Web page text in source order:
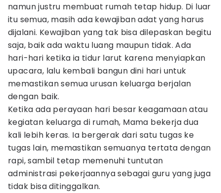
namun justru membuat rumah tetap hidup. Di luar
itu semua, masih ada kewajiban adat yang harus
dijalani. Kewajiban yang tak bisa dilepaskan begitu
saja, baik ada waktu luang maupun tidak. Ada
hari-hari ketika ia tidur larut karena menyiapkan
upacara, lalu kembali bangun dini hari untuk
memastikan semua urusan keluarga berjalan
dengan baik.
Ketika ada perayaan hari besar keagamaan atau
kegiatan keluarga di rumah, Mama bekerja dua
kali lebih keras. Ia bergerak dari satu tugas ke
tugas lain, memastikan semuanya tertata dengan
rapi, sambil tetap memenuhi tuntutan
administrasi pekerjaannya sebagai guru yang juga
tidak bisa ditinggalkan.